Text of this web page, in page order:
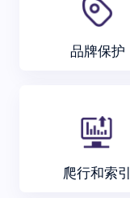
品牌保护
爬行和索引